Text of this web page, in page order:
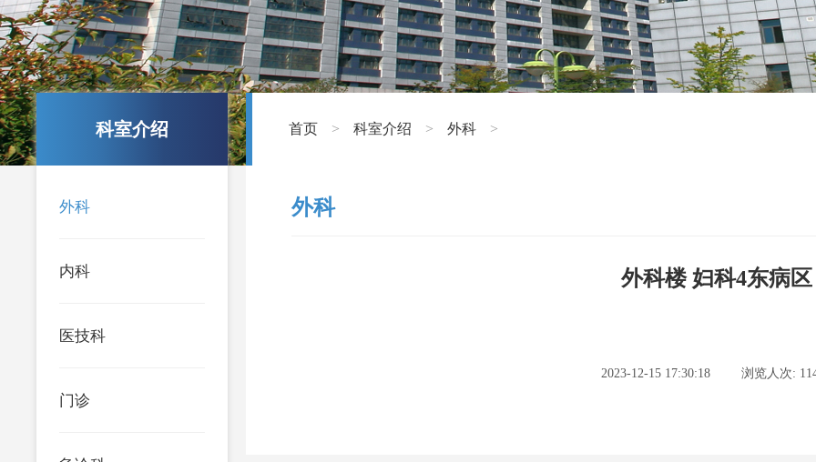
科室介绍
外科
内科
医技科
门诊
首页 > 科室介绍 > 外科 >
外科
外科楼 妇科4东病区
2023-12-15 17:30:18 浏览人次: